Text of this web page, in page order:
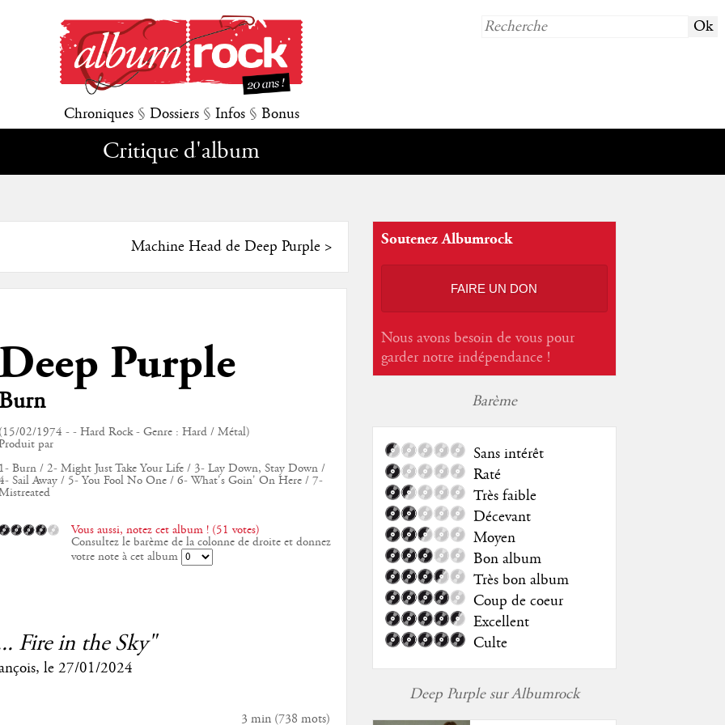
Chroniques § Dossiers § Infos § Bonus
Critique d'album
Machine Head de Deep Purple>
Purple
02/1974 - - Hard Rock - Genre : Hard / Métal)
par
Burn / 2- Might Just Take Your Life / 3- Lay Down, Stay Down /
Sail Away / 5- You Fool No One / 6- What's Goin' On Here / 7-
Vous aussi, notez cet album ! (51 votes)
Consultez le barème de la colonne de droite et donnez
votre note à cet album
Fire in the Sky"
, le 27/01/2024
3 min(738 mots)
Soutenez Albumrock
FAIRE UN DON
Nous avons besoin de vous pour
garder notre indépendance !
Barème
Sans intérêt
Raté
Très faible
Décevant
Moyen
Bon album
Très bon album
Coup de coeur
Excellent
Culte
Deep Purple sur Albumrock